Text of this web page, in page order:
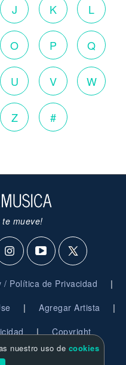
J K L
O P Q
U V W
Z #
te mueve!
/ Política de Privacidad |
| Agregar Artista |
| Copyright
Reservados
nuestro uso de cookies